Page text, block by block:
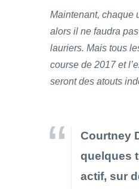
Maintenant, chaque
alors il ne faudra
lauriers. Mais tous
course de 2017 et
seront des atouts
Courtney
quelques
actif, sur